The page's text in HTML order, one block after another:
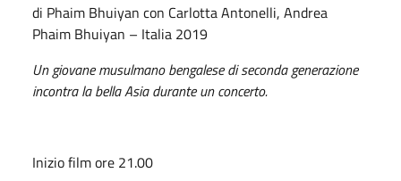
di Phaim Bhuiyan con Carlotta Antonelli, Andrea
Phaim Bhuiyan – Italia 2019
Un giovane musulmano bengalese di seconda generazione
incontra la bella Asia durante un concerto.
Inizio film ore 21.00